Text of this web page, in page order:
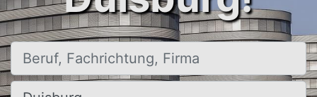
Beruf, Fachrichtung, Firma
Ort, Stadt